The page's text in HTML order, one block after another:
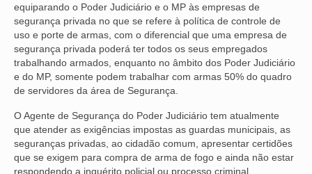
equiparando o Poder Judiciário e o MP às empresas de
segurança privada no que se refere à política de controle de
uso e porte de armas, com o diferencial que uma empresa de
segurança privada poderá ter todos os seus empregados
trabalhando armados, enquanto no âmbito dos Poder Judiciário
e do MP, somente podem trabalhar com armas 50% do quadro
de servidores da área de Segurança.
O Agente de Segurança do Poder Judiciário tem atualmente
que atender as exigências impostas as guardas municipais, as
seguranças privadas, ao cidadão comum, apresentar certidões
que se exigem para compra de arma de fogo e ainda não estar
respondendo a inquérito policial ou processo criminal.